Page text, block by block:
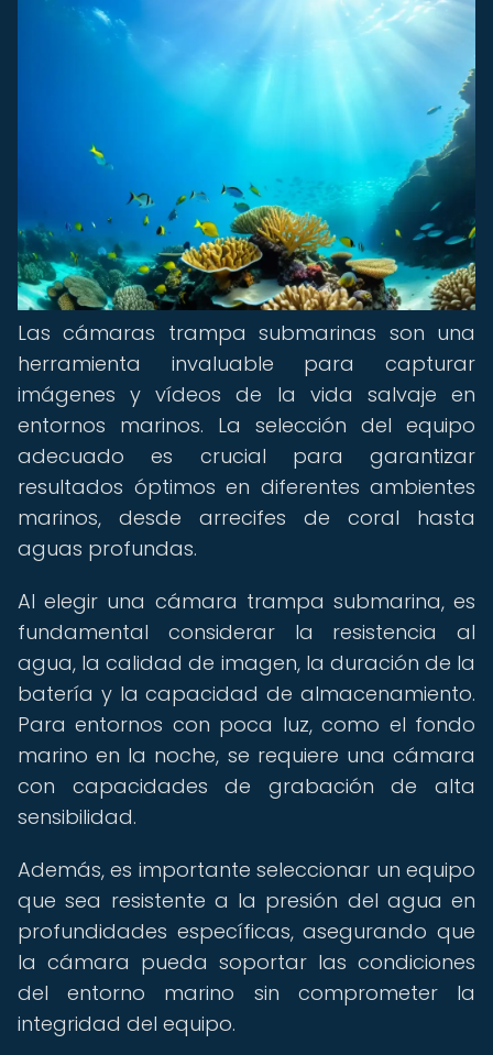
Las cámaras trampa submarinas son una
herramienta invaluable para capturar
imágenes y vídeos de la vida salvaje en
entornos marinos. La selección del equipo
adecuado es crucial para garantizar
resultados óptimos en diferentes ambientes
marinos, desde arrecifes de coral hasta
aguas profundas.
Al elegir una cámara trampa submarina, es
fundamental considerar la resistencia al
agua, la calidad de imagen, la duración de la
batería y la capacidad de almacenamiento.
Para entornos con poca luz, como el fondo
marino en la noche, se requiere una cámara
con capacidades de grabación de alta
sensibilidad.
Además, es importante seleccionar un equipo
que sea resistente a la presión del agua en
profundidades específicas, asegurando que
la cámara pueda soportar las condiciones
del entorno marino sin comprometer la
integridad del equipo.